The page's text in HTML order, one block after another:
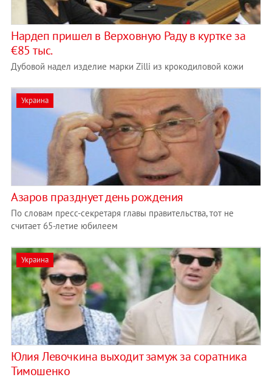
Нардеп пришел в Верховную Раду в куртке за
€85 тыс.
Дубовой надел изделие марки Zilli из крокодиловой кожи
Украина
Азаров празднует день рождения
По словам пресс-секретаря главы правительства, тот не
считает 65-летие юбилеем
Украина
Юлия Левочкина выходит замуж за соратника
Тимошенко